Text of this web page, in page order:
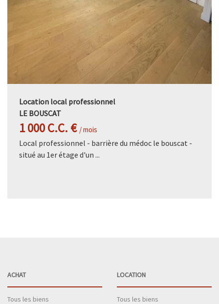
Location local professionnel
LE BOUSCAT
1 000 C.C. € / mois
Local professionnel - barrière du médoc le bouscat -
situé au 1er étage d'un ...
ACHAT
Tous les biens
LOCATION
Tous les biens